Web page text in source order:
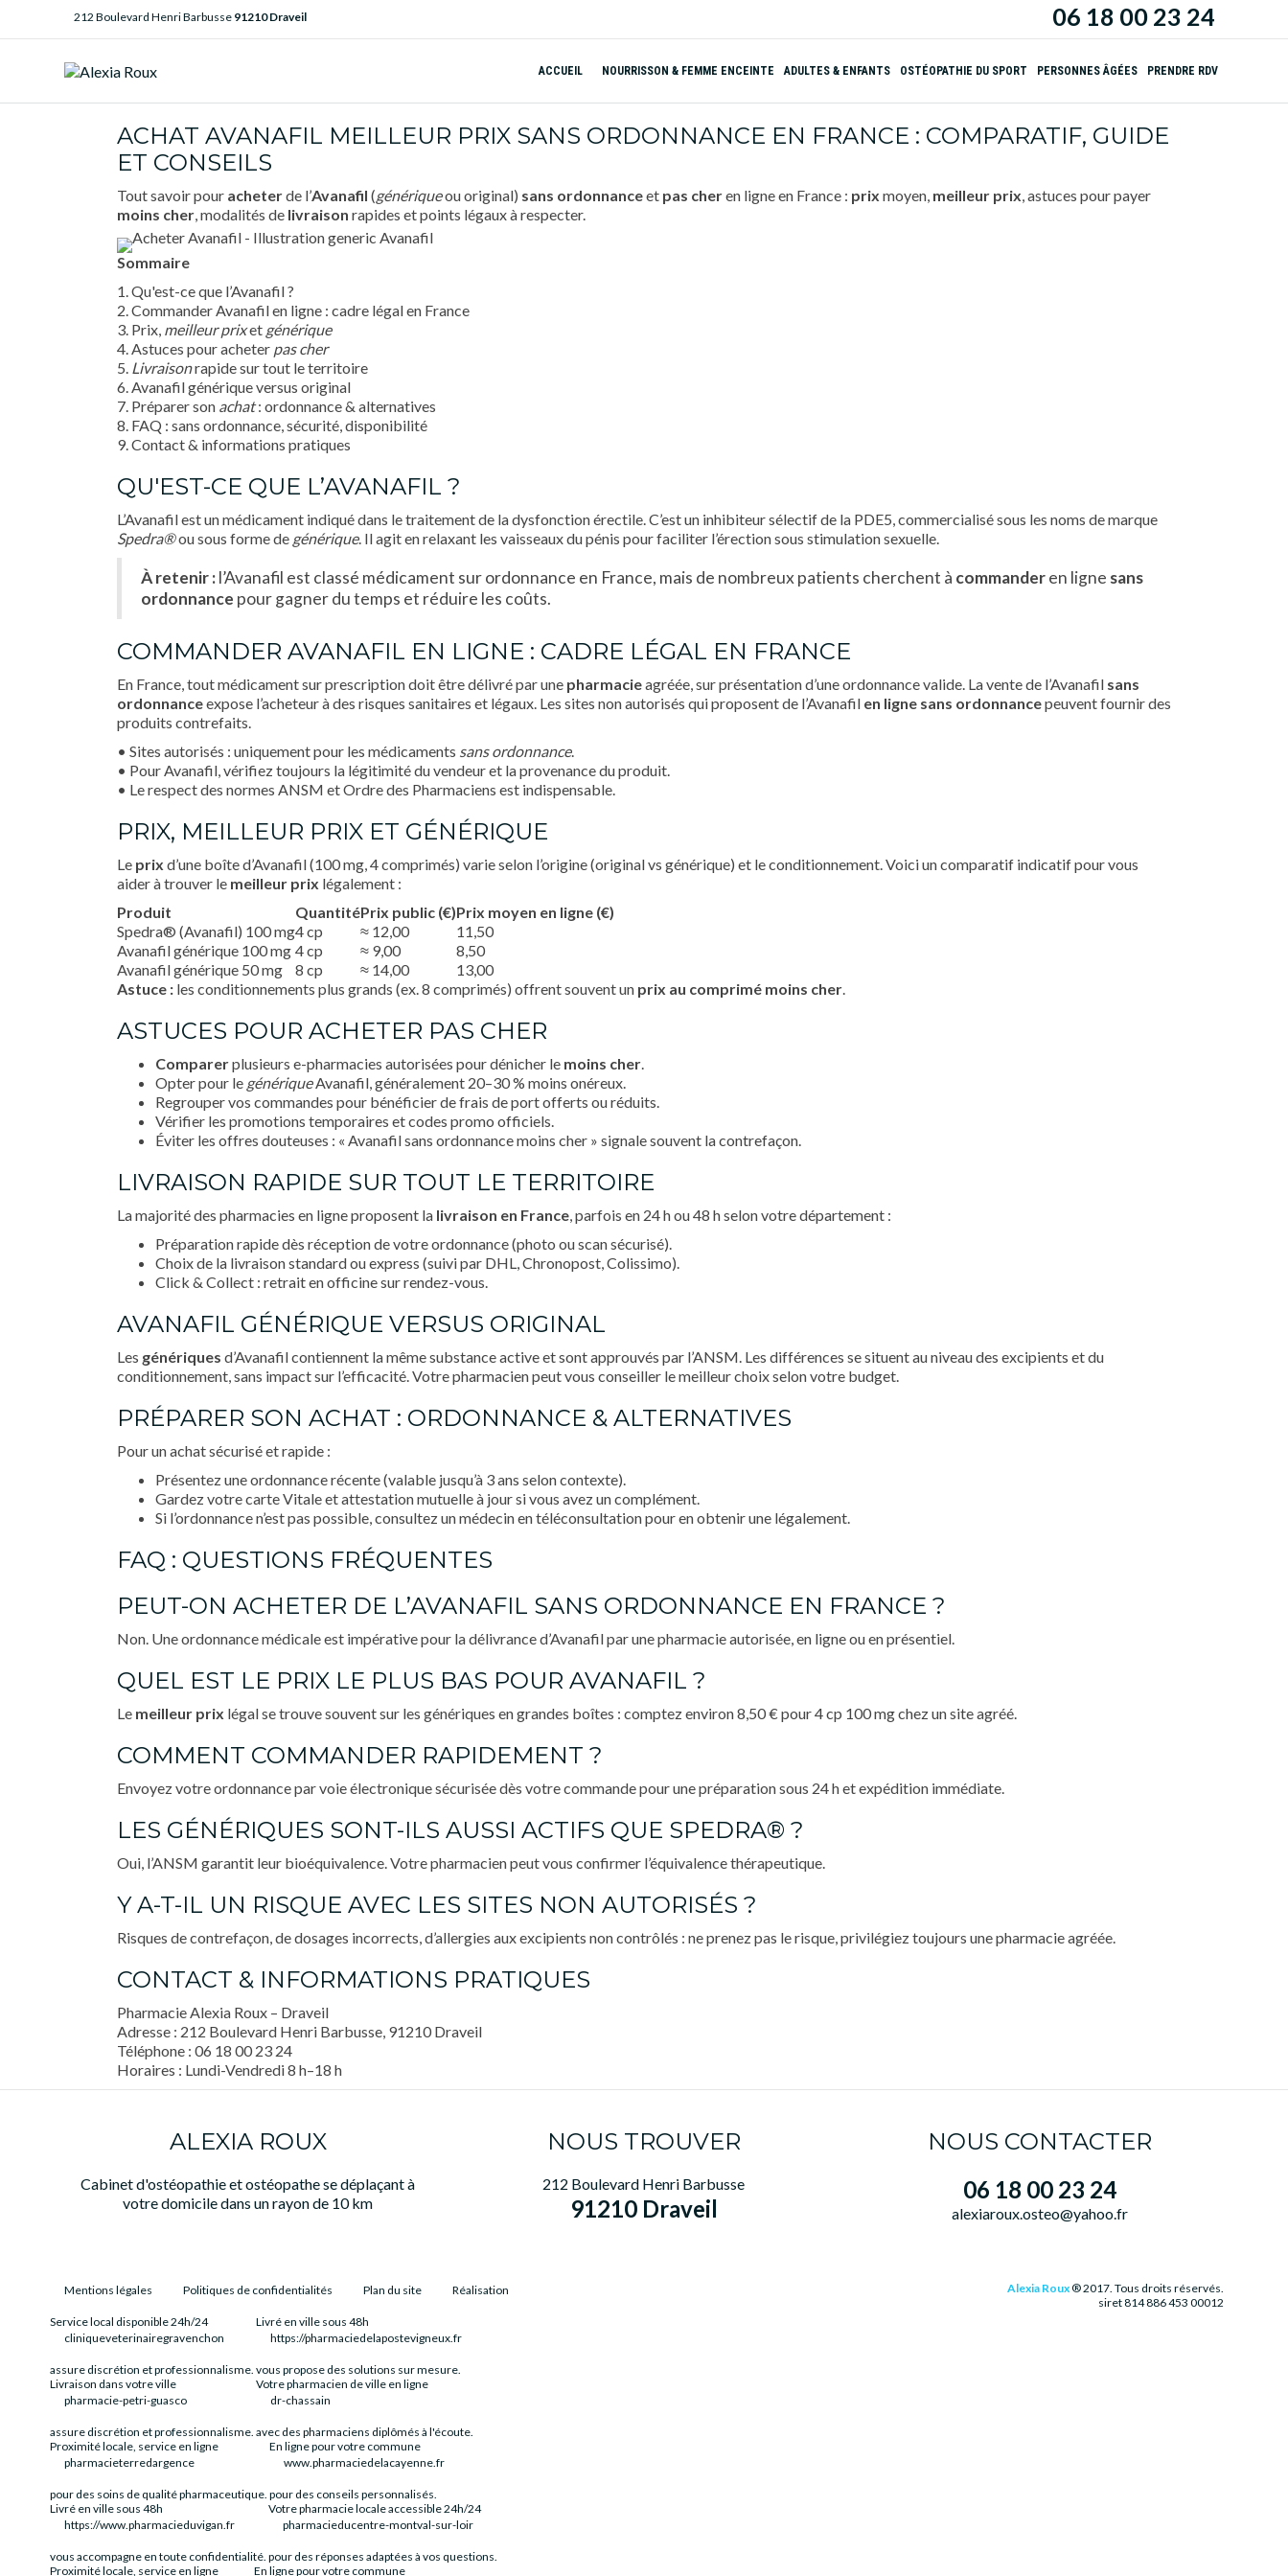
212 Boulevard Henri Barbusse 91210 Draveil 06 18 00 23 24
ACCUEIL NOURRISSON & FEMME ENCEINTE ADULTES & ENFANTS OSTÉOPATHIE DU SPORT PERSONNES ÂGÉES PRENDRE RDV
ACHAT AVANAFIL MEILLEUR PRIX SANS ORDONNANCE EN FRANCE : COMPARATIF, GUIDE
ET CONSEILS
Tout savoir pour acheterde l’Avanafil (génériqueou original) sans ordonnanceet pas cheren ligne en France : prix moyen, meilleur prix, astuces pour payer
moins cher, modalités de livraison rapides et points légaux à respecter.
Sommaire
1. Qu'est-ce que l’Avanafil ?
2. Commander Avanafil en ligne : cadre légal en France
3. Prix, meilleur prixet générique
4. Astuces pour acheter pas cher
5. Livraisonrapide sur tout le territoire
6. Avanafil générique versus original
7. Préparer son achat: ordonnance & alternatives
8. FAQ : sans ordonnance, sécurité, disponibilité
9. Contact & informations pratiques
QU'EST-CE QUE L’AVANAFIL ?
L’Avanafil est un médicament indiqué dans le traitement de la dysfonction érectile. C’est un inhibiteur sélectif de la PDE5, commercialisé sous les noms de marque
Spedra®ou sous forme de générique. Il agit en relaxant les vaisseaux du pénis pour faciliter l’érection sous stimulation sexuelle.
À retenir :l’Avanafil est classé médicament sur ordonnance en France, mais de nombreux patients cherchent à commanderen ligne sans
ordonnance pour gagner du temps et réduire les coûts.
COMMANDER AVANAFIL EN LIGNE : CADRE LÉGAL EN FRANCE
En France, tout médicament sur prescription doit être délivré par une pharmacieagréée, sur présentation d’une ordonnance valide. La vente de l’Avanafil sans
ordonnanceexpose l’acheteur à des risques sanitaires et légaux. Les sites non autorisés qui proposent de l’Avanafil en ligne sans ordonnancepeuvent fournir des
produits contrefaits.
• Sites autorisés : uniquement pour les médicaments sans ordonnance.
• Pour Avanafil, vérifiez toujours la légitimité du vendeur et la provenance du produit.
• Le respect des normes ANSM et Ordre des Pharmaciens est indispensable.
PRIX, MEILLEUR PRIX ET GÉNÉRIQUE
Le prix d’une boîte d’Avanafil (100 mg, 4 comprimés) varie selon l’origine (original vs générique) et le conditionnement. Voici un comparatif indicatif pour vous
aider à trouver le meilleur prix légalement :
Produit
QuantitéPrix public (€)Prix moyen en ligne (€)
Spedra® (Avanafil) 100 mg4 cp ≈ 12,00
11,50
Avanafil générique 100 mg 4 cp ≈ 9,00
8,50
Avanafil générique 50 mg
8 cp ≈ 14,00
13,00
Astuce : les conditionnements plus grands (ex. 8 comprimés) offrent souvent un prix au comprimé moins cher.
ASTUCES POUR ACHETER PAS CHER
Comparerplusieurs e-pharmacies autorisées pour dénicher le moins cher.
Opter pour le génériqueAvanafil, généralement 20–30 % moins onéreux.
Regrouper vos commandes pour bénéficier de frais de port offerts ou réduits.
Vérifier les promotions temporaires et codes promo officiels.
Éviter les offres douteuses : « Avanafil sans ordonnance moins cher » signale souvent la contrefaçon.
LIVRAISON RAPIDE SUR TOUT LE TERRITOIRE
La majorité des pharmacies en ligne proposent la livraison en France, parfois en 24 h ou 48 h selon votre département :
Préparation rapide dès réception de votre ordonnance (photo ou scan sécurisé).
Choix de la livraison standard ou express (suivi par DHL, Chronopost, Colissimo).
Click & Collect : retrait en officine sur rendez-vous.
AVANAFIL GÉNÉRIQUE VERSUS ORIGINAL
Les génériques d’Avanafil contiennent la même substance active et sont approuvés par l’ANSM. Les différences se situent au niveau des excipients et du
conditionnement, sans impact sur l’efficacité. Votre pharmacien peut vous conseiller le meilleur choix selon votre budget.
PRÉPARER SON ACHAT : ORDONNANCE & ALTERNATIVES
Pour un achat sécurisé et rapide :
Présentez une ordonnance récente (valable jusqu’à 3 ans selon contexte).
Gardez votre carte Vitale et attestation mutuelle à jour si vous avez un complément.
Si l’ordonnance n’est pas possible, consultez un médecin en téléconsultation pour en obtenir une légalement.
FAQ : QUESTIONS FRÉQUENTES
PEUT-ON ACHETER DE L’AVANAFIL SANS ORDONNANCE EN FRANCE ?
Non. Une ordonnance médicale est impérative pour la délivrance d’Avanafil par une pharmacie autorisée, en ligne ou en présentiel.
QUEL EST LE PRIX LE PLUS BAS POUR AVANAFIL ?
Le meilleur prix légal se trouve souvent sur les génériques en grandes boîtes : comptez environ 8,50 € pour 4 cp 100 mg chez un site agréé.
COMMENT COMMANDER RAPIDEMENT ?
Envoyez votre ordonnance par voie électronique sécurisée dès votre commande pour une préparation sous 24 h et expédition immédiate.
LES GÉNÉRIQUES SONT-ILS AUSSI ACTIFS QUE SPEDRA® ?
Oui, l’ANSM garantit leur bioéquivalence. Votre pharmacien peut vous confirmer l’équivalence thérapeutique.
Y A-T-IL UN RISQUE AVEC LES SITES NON AUTORISÉS ?
Risques de contrefaçon, de dosages incorrects, d’allergies aux excipients non contrôlés : ne prenez pas le risque, privilégiez toujours une pharmacie agréée.
CONTACT & INFORMATIONS PRATIQUES
Pharmacie Alexia Roux – Draveil
Adresse : 212 Boulevard Henri Barbusse, 91210 Draveil
Téléphone : 06 18 00 23 24
Horaires : Lundi-Vendredi 8 h–18 h
ALEXIA ROUX
Cabinet d'ostéopathie et ostéopathe se déplaçant à
votre domicile dans un rayon de 10 km
NOUS TROUVER
212 Boulevard Henri Barbusse
91210 Draveil
NOUS CONTACTER
06 18 00 23 24
alexiaroux.osteo@yahoo.fr
Mentions légales Politiques de confidentialités Plan du site Réalisation
Service local disponible 24h/24
cliniqueveterinairegravenchon
assure discrétion et professionnalisme.
Livré en ville sous 48h
https://pharmaciedelapostevigneux.fr
vous propose des solutions sur mesure.
Livraison dans votre ville
pharmacie-petri-guasco
assure discrétion et professionnalisme.
Votre pharmacien de ville en ligne
dr-chassain
avec des pharmaciens diplômés à l'écoute.
Proximité locale, service en ligne
pharmacieterredargence
pour des soins de qualité pharmaceutique.
En ligne pour votre commune
www.pharmaciedelacayenne.fr
pour des conseils personnalisés.
Livré en ville sous 48h
https://www.pharmacieduvigan.fr
vous accompagne en toute confidentialité.
Votre pharmacie locale accessible 24h/24
pharmacieducentre-montval-sur-loir
pour des réponses adaptées à vos questions.
Proximité locale, service en ligne
En ligne pour votre commune
Alexia Roux® 2017. Tous droits réservés.
siret 814 886 453 00012